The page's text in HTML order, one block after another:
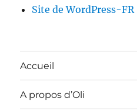
Site de WordPress-FR
Accueil
A propos d’Oli